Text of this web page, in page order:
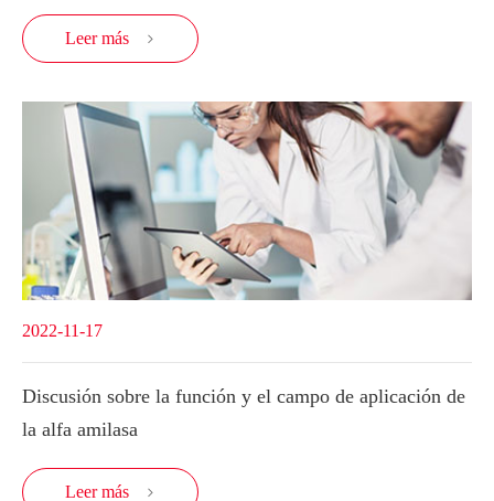
Leer más 
2022-11-17
Discusión sobre la función y el campo de aplicación de
la alfa amilasa
Leer más 